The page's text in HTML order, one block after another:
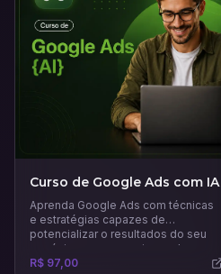
Curso de Google Ads com IA
Aprenda Google Ads com técnicas
e estratégias capazes de
potencializar o resultados do seu
negócio e a gerar mais vendas.
R$ 97,00